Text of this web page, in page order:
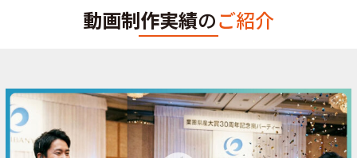
動画制作実績のご紹介